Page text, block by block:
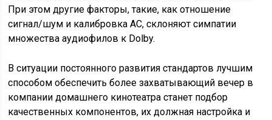
При этом другие факторы, такие, как отношение
сигнал/шум и калибровка АС, склоняют симпатии
множества аудиофилов к Dolby.
В ситуации постоянного развития стандартов лучшим
способом обеспечить более захватывающий вечер в
компании домашнего кинотеатра станет подбор
качественных компонентов, их должная настройка и